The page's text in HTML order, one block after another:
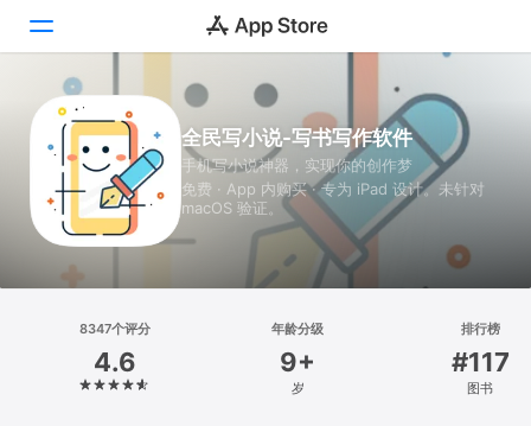
Today
游戏
App
搜索
全民写小说-写书写作软件
手机写小说神器，实现你的创作梦
免费 · App 内购买 · 专为 iPad 设计。未针对
macOS 验证。
8347个评分
4.6
年龄分级
9+
岁
排行榜
#117
图书